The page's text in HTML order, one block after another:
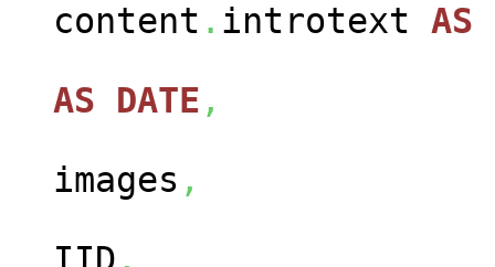
content . introtext AS
AS
DATE ,
images ,